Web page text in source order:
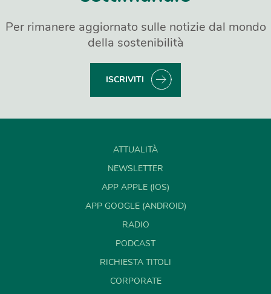
Per rimanere aggiornato sulle notizie dal mondo
della sostenibilità
ISCRIVITI
ATTUALITÀ
NEWSLETTER
APP APPLE (IOS)
APP GOOGLE (ANDROID)
RADIO
PODCAST
RICHIESTA TITOLI
CORPORATE